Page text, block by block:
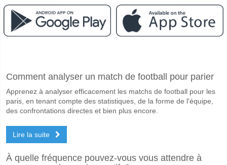
Le match entre Burnley v Aston Villa 10 May 2026 14:00.
Quelle est l'équipe favorite pour gagner entre Burnley v
Aston Villa pour le Gagnant du match, avec une probabilité de 61%
Les deux équipes marqueront-elles dans le match
Oui pour Les Deux Équipes Marquent, avec un pourcentage de 57%.
Comment analyser un match de football pour parier
Apprenez à analyser efficacement les matchs de football pour les
paris, en tenant compte des statistiques, de la forme de l'équipe,
des confrontations directes et bien plus encore.
Lire la suite
À quelle fréquence pouvez-vous vous attendre à